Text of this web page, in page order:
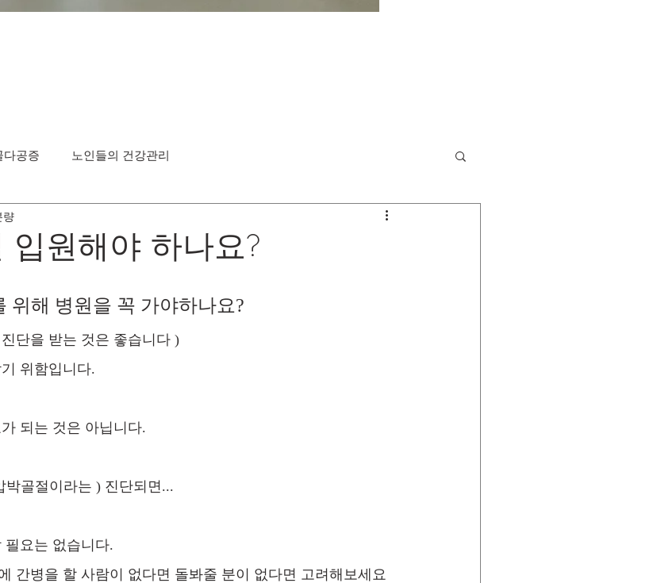
다공증 노인들의 건강관리
입원해야 하나요?
량
위해 병원을 꼭 가야하나요?
단을 받는 것은 좋습니다 )
위함입니다.
되는 것은 아닙니다.
골절이라는 ) 진단되면...
필요는 없습니다.
간병을 할 사람이 없다면 돌봐줄 분이 없다면 고려해보세요